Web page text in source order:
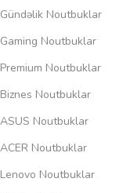
Gündəlik Noutbuklar
Gaming Noutbuklar
Premium Noutbuklar
Biznes Noutbuklar
ASUS Noutbuklar
ACER Noutbuklar
Lenovo Noutbuklar